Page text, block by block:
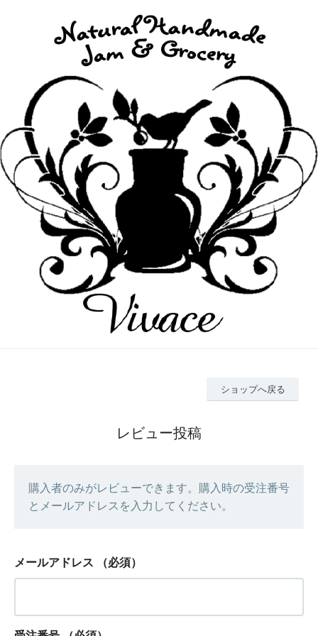
ショップへ戻る
レビュー投稿
購入者のみがレビューできます。購入時の受注番号
とメールアドレスを入力してください。
メールアドレス （必須）